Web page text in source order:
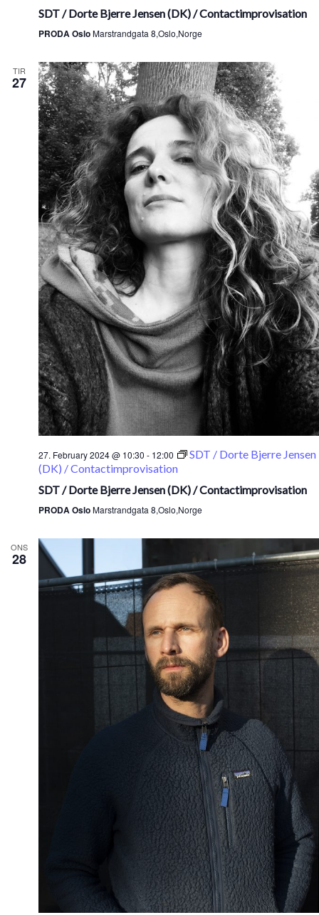
SDT / Dorte Bjerre Jensen (DK) / Contactimprovisation
PRODA OsloMarstrandgata 8,Oslo,Norge
TIR
27
27. February 2024 @ 10:30 - 12:00
SDT / Dorte Bjerre Jensen
(DK) / Contactimprovisation
SDT / Dorte Bjerre Jensen (DK) / Contactimprovisation
PRODA OsloMarstrandgata 8,Oslo,Norge
ONS
28